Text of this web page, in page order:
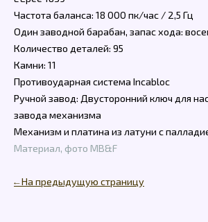
Частота баланса: 18 000 пк/час / 2,5 Гц
Один заводной барабан, запас хода:
Количество деталей: 95
Камни: 11
Противоударная система Incabloc
Ручной завод: Двусторонний ключ для
завода механизма
Механизм и платина из латуни с
Материал, фото MB&F
← На предыдущую страницу